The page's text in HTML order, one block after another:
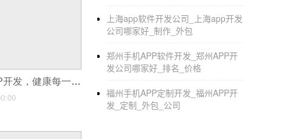
食品安全APP开发，健康每一天
上海app软件开发公司_上海app开发
公司哪家好_制作_外包
郑州手机APP软件开发_郑州APP开
发公司哪家好_排名_价格
福州手机APP定制开发_福州APP开
发_定制_外包_公司